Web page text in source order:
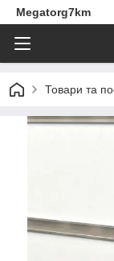
Megatorg7km
Товари та